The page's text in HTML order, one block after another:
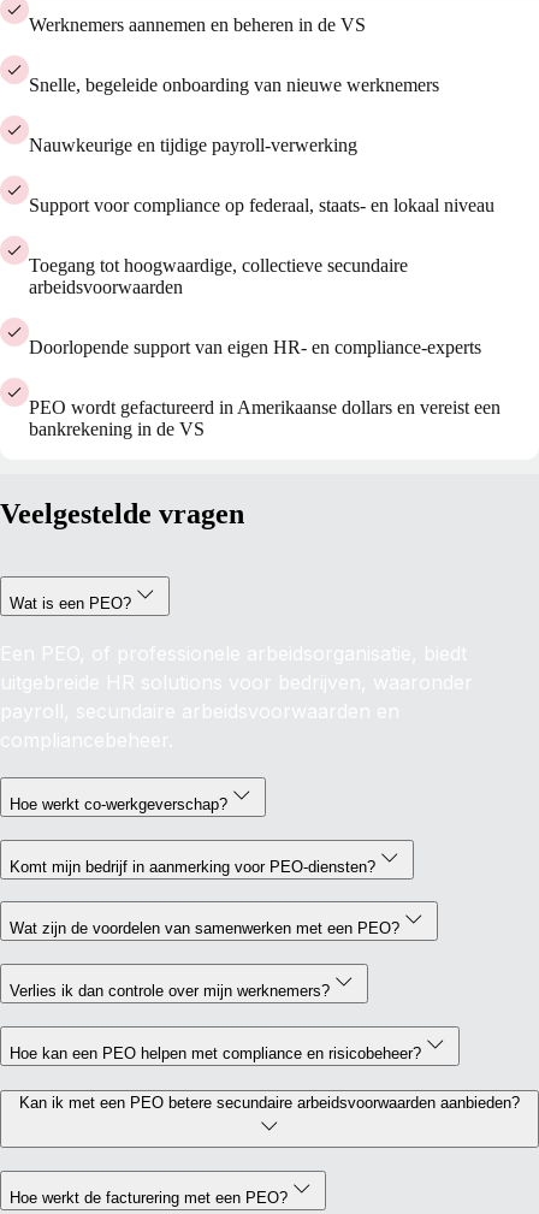
Werknemers aannemen en beheren in de VS
Snelle, begeleide onboarding van nieuwe werknemers
Nauwkeurige en tijdige payroll-verwerking
Support voor compliance op federaal, staats- en lokaal niveau
Toegang tot hoogwaardige, collectieve secundaire
arbeidsvoorwaarden
Doorlopende support van eigen HR- en compliance-experts
PEO wordt gefactureerd in Amerikaanse dollars en vereist een
bankrekening in de VS
Veelgestelde vragen
Wat is een PEO?
Een PEO, of professionele arbeidsorganisatie, biedt
uitgebreide HR solutions voor bedrijven, waaronder
payroll, secundaire arbeidsvoorwaarden en
compliancebeheer.
Hoe werkt co-werkgeverschap?
Komt mijn bedrijf in aanmerking voor PEO-diensten?
Wat zijn de voordelen van samenwerken met een PEO?
Verlies ik dan controle over mijn werknemers?
Hoe kan een PEO helpen met compliance en risicobeheer?
Kan ik met een PEO betere secundaire arbeidsvoorwaarden aanbieden?
Hoe werkt de facturering met een PEO?